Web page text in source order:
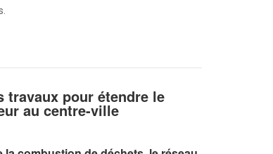
travaux pour étendre le
au centre-ville